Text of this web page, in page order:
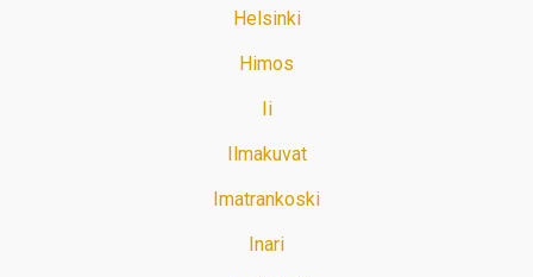
Helsinki
Himos
Ii
Ilmakuvat
Imatrankoski
Inari